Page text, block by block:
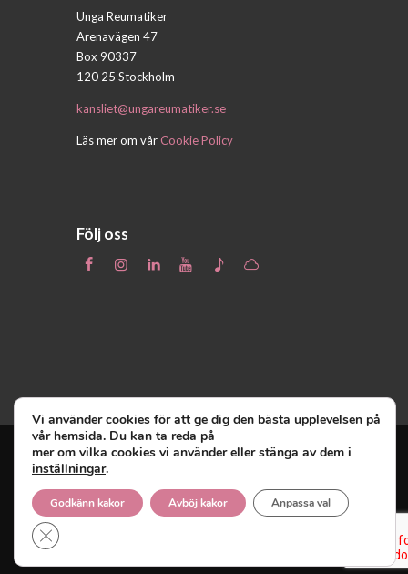
Unga Reumatiker
Arenavägen 47
Box 90337
120 25 Stockholm
kansliet@ungareumatiker.se
Läs mer om vårCookie Policy
Följ oss
innehar upphovsrätten till denna site och
reserverar sig alla rättigheter därtill.
Vi använder cookies för att ge dig den bästa upplevelsen på
vår hemsida. Du kan ta reda på
mer om vilka cookies vi använder eller stänga av dem i
inställningar.
Godkänn kakor Avböj kakor Anpassa val
Close GDPR Cookie Banner